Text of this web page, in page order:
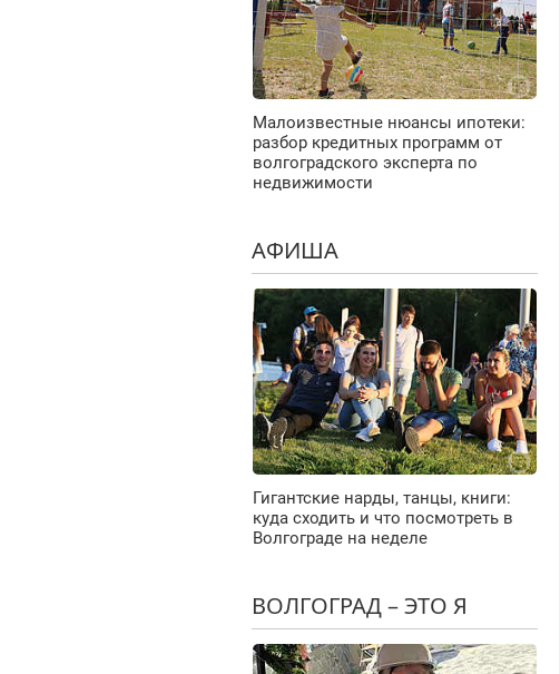
Малоизвестные нюансы ипотеки:
разбор кредитных программ от
волгоградского эксперта по
недвижимости
АФИША
Гигантские нарды, танцы, книги:
куда сходить и что посмотреть в
Волгограде на неделе
ВОЛГОГРАД – ЭТО Я